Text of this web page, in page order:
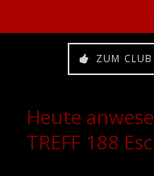
ZUM
Heute
TREFF 188